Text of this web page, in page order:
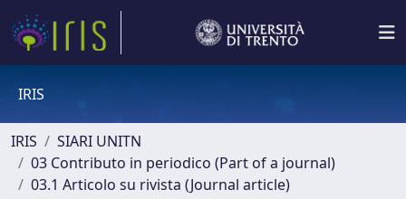
IRIS
IRIS
SIARI UNITN
03 Contributo in periodico (Part of a journal)
03.1 Articolo su rivista (Journal article)